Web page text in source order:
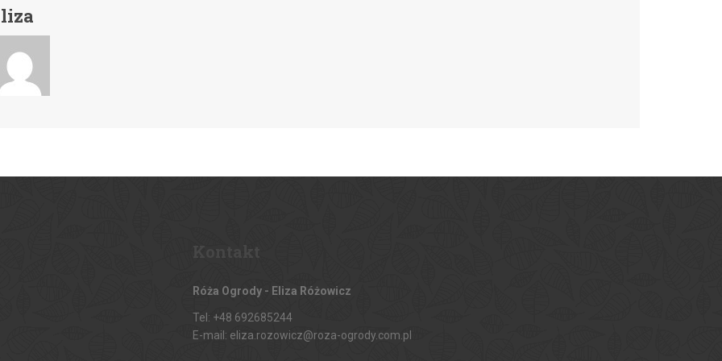
Róża Ogrody - Eliza Różowicz
Tel: +48 692685244
E-mail: eliza.rozowicz@roza-ogrody.com.pl